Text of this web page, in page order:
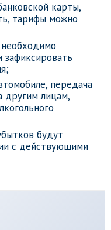
карты,
тарифы можно
передача
другим лицам,
будут
с действующими